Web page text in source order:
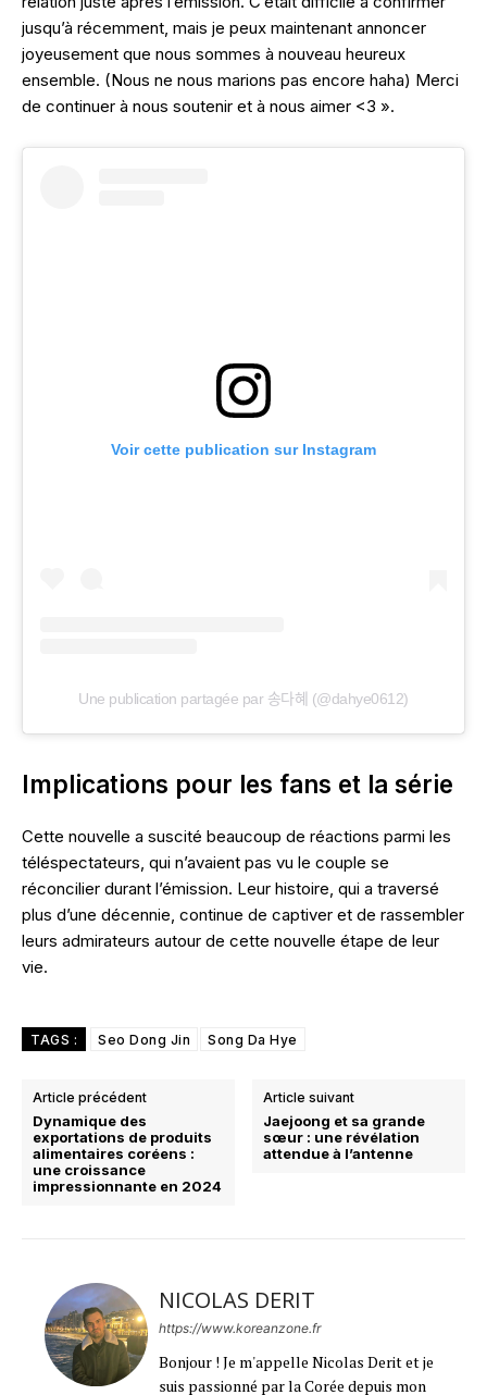
jusqu’à récemment, mais je peux maintenant annoncer
joyeusement que nous sommes à nouveau heureux
ensemble. (Nous ne nous marions pas encore haha) Merci
de continuer à nous soutenir et à nous aimer <3 ».
Voir cette publication sur Instagram
Une publication partagée par 송다혜 (@dahye0612)
Implications pour les fans et la série
Cette nouvelle a suscité beaucoup de réactions parmi les
téléspectateurs, qui n’avaient pas vu le couple se
réconcilier durant l’émission. Leur histoire, qui a traversé
plus d’une décennie, continue de captiver et de rassembler
leurs admirateurs autour de cette nouvelle étape de leur
vie.
TAGS : Seo Dong Jin Song Da Hye
Article précédent
Dynamique des
exportations de produits
alimentaires coréens :
une croissance
impressionnante en 2024
Article suivant
Jaejoong et sa grande
sœur : une révélation
attendue à l’antenne
NICOLAS DERIT
https://www.koreanzone.fr
Bonjour ! Je m'appelle Nicolas Derit et je
suis passionné par la Corée depuis mon